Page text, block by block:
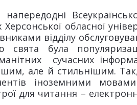
напередодні
Херсонської обласної
відділу
свята була
сучасних
але й стильнішим.
іноземними
для читання –